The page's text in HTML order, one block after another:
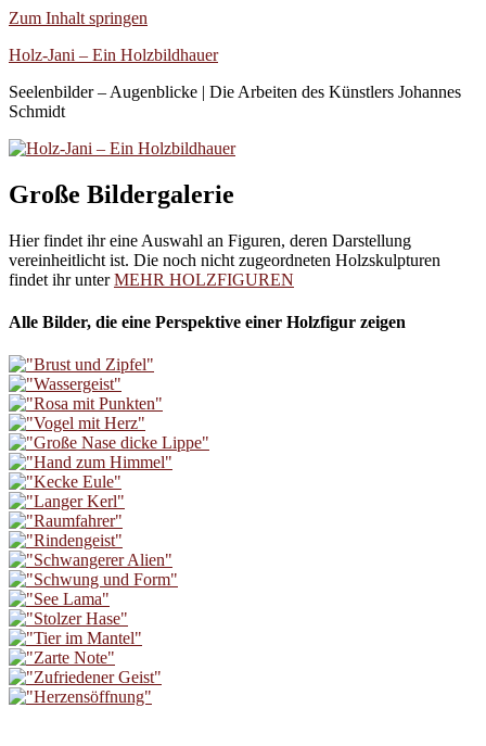
Zum Inhalt springen
Holz-Jani – Ein Holzbildhauer
Seelenbilder – Augenblicke | Die Arbeiten des Künstlers Johannes
Schmidt
Große Bildergalerie
Hier findet ihr eine Auswahl an Figuren, deren Darstellung
vereinheitlicht ist. Die noch nicht zugeordneten Holzskulpturen
findet ihr unterMEHR HOLZFIGUREN
Alle Bilder, die eine Perspektive einer Holzfigur zeigen